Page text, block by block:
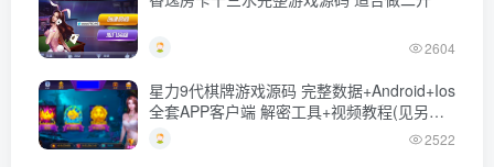
2604
星力9代棋牌游戏源码 完整数据+Android+Ios
全套APP客户端 解密工具+视频教程(见另个
链接)
2522